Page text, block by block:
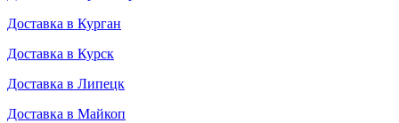
Доставка в Курган
Доставка в Курск
Доставка в Липецк
Доставка в Майкоп